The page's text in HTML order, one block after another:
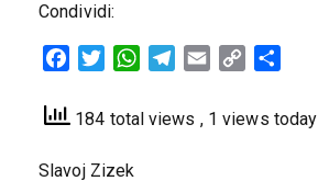
Condividi:
FacebookTwitterWhatsAppTelegram
Email
Copy
184 total views , 1 views today
Slavoj Zizek